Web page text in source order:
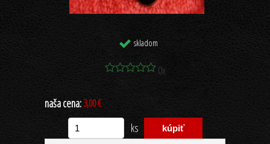
skladom
0x
naša cena:3,00 €
ks